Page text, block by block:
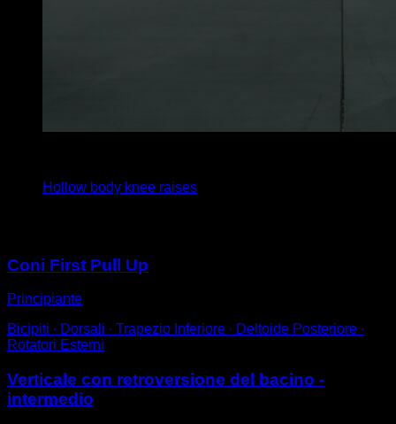
Hollow body knee raises
Coni First Pull Up
Principiante
Bicipiti ∙ Dorsali ∙ Trapezio Inferiore ∙ Deltoide Posteriore ∙
Rotatori Esterni
Verticale con retroversione del bacino -
intermedio